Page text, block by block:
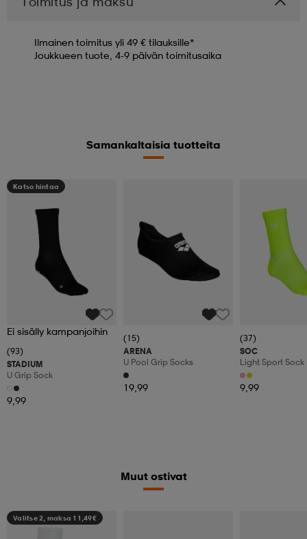
Ilmainen toimitus yli 49 € tilauksille*
Joukkueen tuote, 4-9 päivän toimitusaika
Samankaltaisia tuotteita
Katso hintaa
Ei sisälly kampanjoihin
(93)
STADIUM
U Grip Sock
9,99
(15)
ARENA
U Pool Grip Socks
19,99
(37)
SOC
Light Sport Sock
9,99
Muut ostivat
Valitse 2, maksa 11,49€